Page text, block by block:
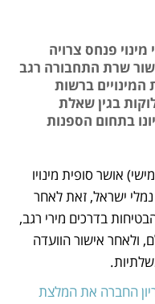
פנחס צרויה
שרת התחבורה רגב
ברשות
בגין שאלת
בתחום הספנות